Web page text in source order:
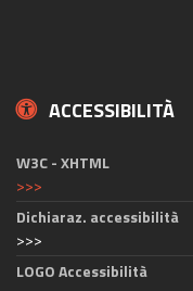
ACCESSIBILITÀ
W3C - XHTML
>>>
Dichiaraz. accessibilità
>>>
LOGO Accessibilità